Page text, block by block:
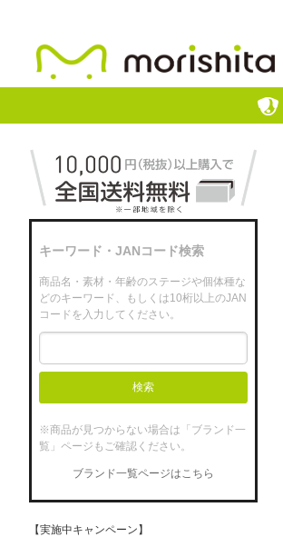
キーワード・JANコード検索
商品名・素材・年齢のステージや個体種な
どのキーワード、もしくは10桁以上のJAN
コードを入力してください。
検索
※商品が見つからない場合は「ブランド一
覧」ページもご確認ください。
ブランド一覧ページはこちら
【実施中キャンペーン】